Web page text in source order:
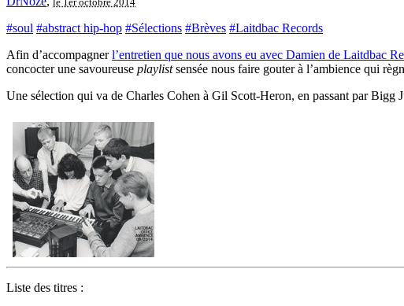
#soul #abstract hip-hop #Sélections #Brèves #Laitdbac Records
Afin d’accompagnerl’entretien que nous avons eu avec Damien de Laitdbac
concocter une savoureuse playlistsensée nous faire gouter à l’ambience qui
Une sélection qui va de Charles Cohen à Gil Scott-Heron, en passant par
Liste des titres :